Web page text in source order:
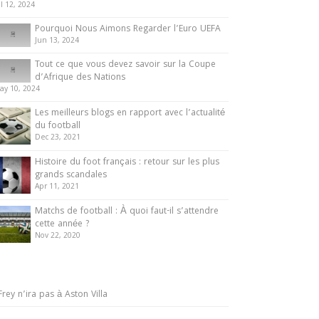
12, 2024
Pourquoi Nous Aimons Regarder l’Euro UEFA
Jun 13, 2024
Tout ce que vous devez savoir sur la Coupe
d’Afrique des Nations
10, 2024
Les meilleurs blogs en rapport avec l’actualité
du football
Dec 23, 2021
Histoire du foot français : retour sur les plus
grands scandales
Apr 11, 2021
Matchs de football : À quoi faut-il s’attendre
cette année ?
Nov 22, 2020
n’ira pas à Aston Villa